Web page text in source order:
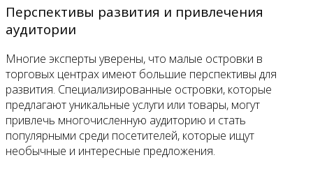
Перспективы развития и привлечения
аудитории
Многие эксперты уверены, что малые островки в
торговых центрах имеют большие перспективы для
развития. Специализированные островки, которые
предлагают уникальные услуги или товары, могут
привлечь многочисленную аудиторию и стать
популярными среди посетителей, которые ищут
необычные и интересные предложения.